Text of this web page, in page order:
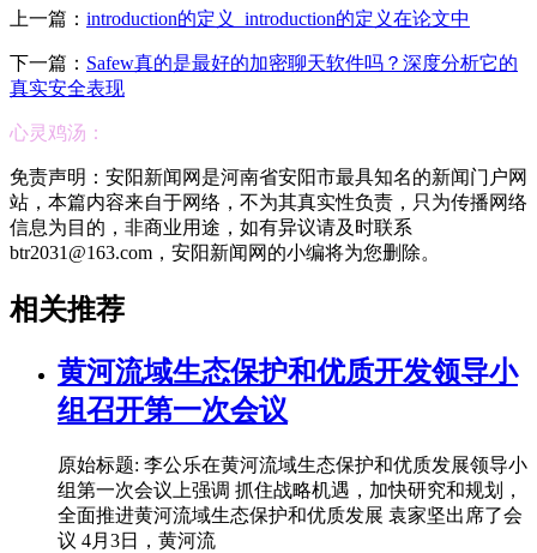
上一篇： introduction的定义_introduction的定义在论文中
下一篇： Safew真的是最好的加密聊天软件吗？深度分析它的
真实安全表现
心灵鸡汤：
免责声明：安阳新闻网是河南省安阳市最具知名的新闻门户网
站，本篇内容来自于网络，不为其真实性负责，只为传播网络
信息为目的，非商业用途，如有异议请及时联系
btr2031@163.com，安阳新闻网的小编将为您删除。
相关推荐
黄河流域生态保护和优质开发领导小
组召开第一次会议
原始标题: 李公乐在黄河流域生态保护和优质发展领导小
组第一次会议上强调 抓住战略机遇，加快研究和规划，
全面推进黄河流域生态保护和优质发展 袁家坚出席了会
议 4月3日，黄河流